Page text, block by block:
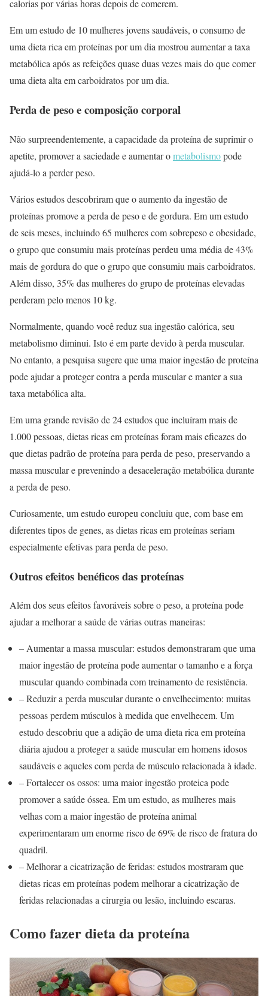
calorias por várias horas depois de comerem.
Em um estudo de 10 mulheres jovens saudáveis, o consumo de
uma dieta rica em proteínas por um dia mostrou aumentar a taxa
metabólica após as refeições quase duas vezes mais do que comer
uma dieta alta em carboidratos por um dia.
Perda de peso e composição corporal
Não surpreendentemente, a capacidade da proteína de suprimir o
apetite, promover a saciedade e aumentar ometabolismopode
ajudá-lo a perder peso.
Vários estudos descobriram que o aumento da ingestão de
proteínas promove a perda de peso e de gordura. Em um estudo
de seis meses, incluindo 65 mulheres com sobrepeso e obesidade,
o grupo que consumiu mais proteínas perdeu uma média de 43%
mais de gordura do que o grupo que consumiu mais carboidratos.
Além disso, 35% das mulheres do grupo de proteínas elevadas
perderam pelo menos 10 kg.
Normalmente, quando você reduz sua ingestão calórica, seu
metabolismo diminui. Isto é em parte devido à perda muscular.
No entanto, a pesquisa sugere que uma maior ingestão de proteína
pode ajudar a proteger contra a perda muscular e manter a sua
taxa metabólica alta.
Em uma grande revisão de 24 estudos que incluíram mais de
1.000 pessoas, dietas ricas em proteínas foram mais eficazes do
que dietas padrão de proteína para perda de peso, preservando a
massa muscular e prevenindo a desaceleração metabólica durante
a perda de peso.
Curiosamente, um estudo europeu concluiu que, com base em
diferentes tipos de genes, as dietas ricas em proteínas seriam
especialmente efetivas para perda de peso.
Outros efeitos benéficos das proteínas
Além dos seus efeitos favoráveis ​​sobre o peso, a proteína pode
ajudar a melhorar a saúde de várias outras maneiras:
– Aumentar a massa muscular: estudos demonstraram que uma
maior ingestão de proteína pode aumentar o tamanho e a força
muscular quando combinada com treinamento de resistência.
– Reduzir a perda muscular durante o envelhecimento: muitas
pessoas perdem músculos à medida que envelhecem. Um
estudo descobriu que a adição de uma dieta rica em proteína
diária ajudou a proteger a saúde muscular em homens idosos
saudáveis ​​e aqueles com perda de músculo relacionada à idade.
– Fortalecer os ossos: uma maior ingestão proteica pode
promover a saúde óssea. Em um estudo, as mulheres mais
velhas com a maior ingestão de proteína animal
experimentaram um enorme risco de 69% de risco de fratura do
quadril.
– Melhorar a cicatrização de feridas: estudos mostraram que
dietas ricas em proteínas podem melhorar a cicatrização de
feridas relacionadas a cirurgia ou lesão, incluindo escaras.
Como fazer dieta da proteína